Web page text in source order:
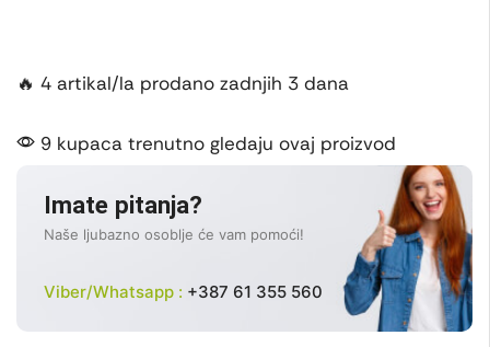
🔥 4 artikal/la prodano zadnjih 3 dana
9 kupaca trenutno gledaju ovaj proizvod
Imate pitanja?
Naše ljubazno osoblje će vam pomoći!
Viber/Whatsapp : +387 61 355 560